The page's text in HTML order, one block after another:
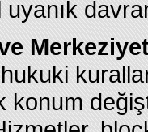
uyanık
konum